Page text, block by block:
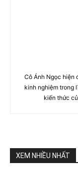
Cô Ánh Ngọc hiện
kinh nghiệm trong
kiến thức
XEM NHIỀU NHẤT